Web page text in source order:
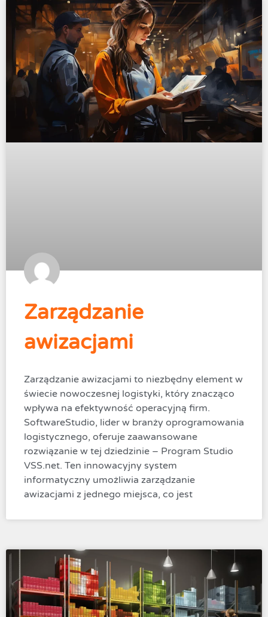
Zarządzanie
awizacjami
Zarządzanie awizacjami to niezbędny element w
świecie nowoczesnej logistyki, który znacząco
wpływa na efektywność operacyjną firm.
SoftwareStudio, lider w branży oprogramowania
logistycznego, oferuje zaawansowane
rozwiązanie w tej dziedzinie – Program Studio
VSS.net. Ten innowacyjny system
informatyczny umożliwia zarządzanie
awizacjami z jednego miejsca, co jest